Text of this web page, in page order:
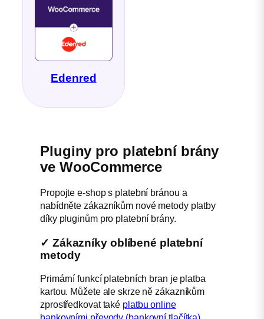
Edenred
Pluginy pro platební brány
ve WooCommerce
Propojte e-shop s platební bránou a
nabídněte zákazníkům nové metody platby
díky pluginům pro platební brány.
✓ Zákazníky oblíbené platební
metody
Primární funkcí platebních bran je platba
kartou. Můžete ale skrze ně zákazníkům
zprostředkovat také platbu online